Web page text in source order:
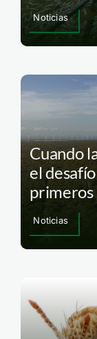
Noticias
Cuando
el
primeros
Noticias